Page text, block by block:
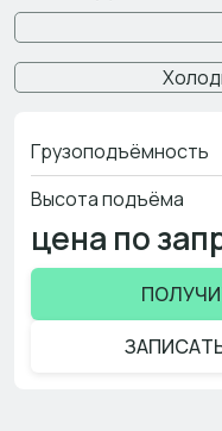
Грузоподъёмность
Высота подъёма
цена по